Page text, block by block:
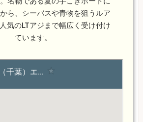
ら、シーバスや青物を狙うルア
気のLTアジまで幅広く受け付け
ています。